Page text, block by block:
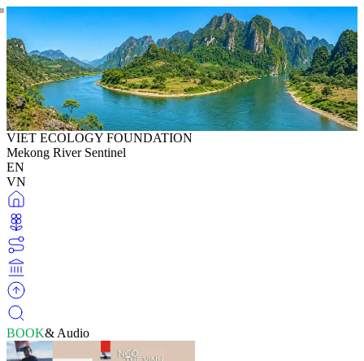
VIET ECOLOGY FOUNDATION
Mekong River Sentinel
EN
VN
BOOK& Audio